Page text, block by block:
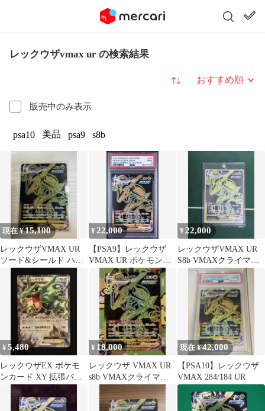
レックウザvmax ur の検索結果
販売中のみ表示
並び替え
psa10 美品 psa9 s8b
現在 ¥15,100
レックウザVMAX UR
ソード&シールド ハイ
ライマ…
¥ 22,000
【PSA9】レックウザ
VMAX UR ポケモンカ
ード
¥ 22,000
レックウザVMAX UR
S8b VMAXクライマッ
クス 284/184
¥5,480
レックウザEX ポケモ
ンカード XY 拡張パッ
ク 019/048
¥ 18,000
レックウザ VMAX UR
s8b VMAXクライマッ
クス ポケモンカード
現在 ¥42,000
【PSA10】レックウザ
VMAX 284/184 UR